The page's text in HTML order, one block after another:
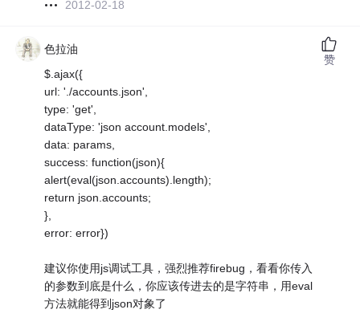
2012-02-18
色拉油
$.ajax({
url: './accounts.json',
type: 'get',
dataType: 'json account.models',
data: params,
success: function(json){
alert(eval(json.accounts).length);
return json.accounts;
},
error: error})
建议你使用js调试工具，强烈推荐firebug，看看你传入
的参数到底是什么，你应该传进去的是字符串，用eval
方法就能得到json对象了
赞